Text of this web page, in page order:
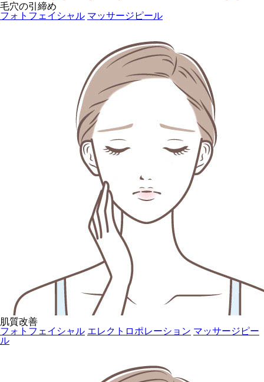
毛穴の引締め
フォトフェイシャル マッサージピール
肌質改善
フォトフェイシャル エレクトロポレーション マッサージピー
ル